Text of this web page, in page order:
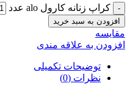
کراپ زنانه کارول alo عدد
افزودن به سبد خرید
مقايسه
افزودن به علاقه مندی
توضیحات تکمیلی
نظرات (0)